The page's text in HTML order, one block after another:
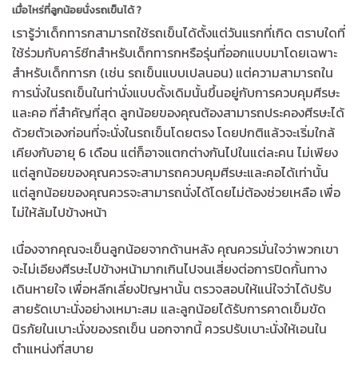
เมื่อไหร่ที่ลูกน้อยนั่งรถเข็นได้ ?
เรารู้ว่าเด็กทารกสามารถใช้รถเข็นได้ตั้งแต่วันแรกที่เกิด ตราบใดที่
ใช้ร่วมกับคาร์ซีทสำหรับเด็กทารกหรือรุ่นที่ออกแบบมาโดยเฉพาะ
สำหรับเด็กทารก (เช่น รถเข็นแบบเปลนอน) แต่ความสามารถใน
การนั่งในรถเข็นในท่านั่งแบบดั้งเดิมนั้นขึ้นอยู่กับการควบคุมศีรษะ
และคอ ที่สำคัญที่สุด ลูกน้อยของคุณต้องสามารถประคองศีรษะได้
ด้วยตัวเองก่อนที่จะนั่งในรถเข็นโดยตรง โดยปกติแล้วจะเริ่มใกล้
เคียงกับอายุ 6 เดือน แต่ก็อาจแตกต่างกันไปในแต่ละคน ไม่เพียง
แต่ลูกน้อยของคุณควรจะสามารถควบคุมศีรษะและคอได้เท่านั้น
แต่ลูกน้อยของคุณควรจะสามารถนั่งได้โดยไม่ต้องช่วยเหลือ เพื่อ
ไม่ให้ล้มไปข้างหน้า
เนื่องจากคุณจะเข็นลูกน้อยจากด้านหลัง คุณควรมั่นใจว่าพวกเขา
จะไม่เอียงศีรษะไปข้างหน้ามากเกินไปจนเสี่ยงต่อการปิดกั้นทาง
เดินหายใจ เพื่อหลีกเลี่ยงปัญหานั้น ตรวจสอบให้แน่ใจว่าได้ปรับ
สายรัดเบาะนั่งอย่างเหมาะสม และลูกน้อยได้รับการคาดเข็มขัด
นิรภัยในเบาะนั่งของรถเข็น นอกจากนี้ ควรปรับเบาะนั่งให้เอนใน
ตำแหน่งที่สบาย